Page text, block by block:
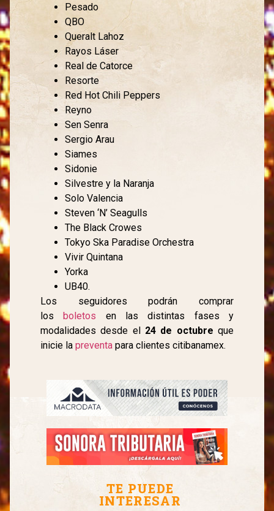
Pesado
QBO
Queralt Lahoz
Rayos Láser
Real de Catorce
Resorte
Red Hot Chili Peppers
Reyno
Sen Senra
Sergio Arau
Siames
Sidonie
Silvestre y la Naranja
Solo Valencia
Steven ‘N’ Seagulls
The Black Crowes
Tokyo Ska Paradise Orchestra
Vivir Quintana
Yorka
UB40.
Los seguidores podrán comprar
losboletos en las distintas fases y
modalidades desde el24 de octubreque
inicie lapreventa para clientes citibanamex.
TE PUEDE
INTERESAR